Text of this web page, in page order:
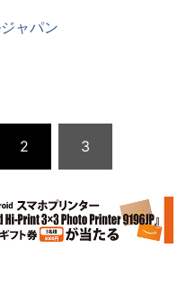
ャパン
2 3